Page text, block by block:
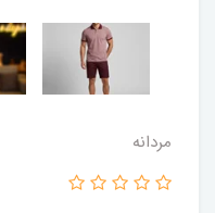
مردانه